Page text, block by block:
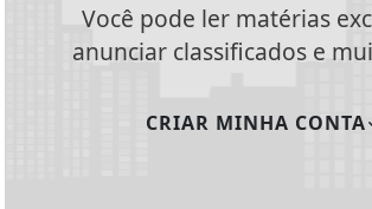
Você pode ler matérias
anunciar classificados e
CRIAR MINHA CONTA